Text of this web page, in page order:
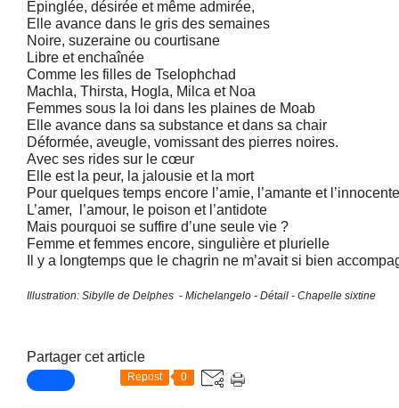
Epinglée, désirée et même admirée,
Elle avance dans le gris des semaines
Noire, suzeraine ou courtisane
Libre et enchaînée
Comme les filles de Tselophchad
Machla, Thirsta, Hogla, Milca et Noa
Femmes sous la loi dans les plaines de Moab
Elle avance dans sa substance et dans sa chair
Déformée, aveugle, vomissant des pierres noires.
Avec ses rides sur le cœur
Elle est la peur, la jalousie et la mort
Pour quelques temps encore l’amie, l’amante et l’innocente
L’amer, l’amour, le poison et l’antidote
Mais pourquoi se suffire d’une seule vie ?
Femme et femmes encore, singulière et plurielle
Il y a longtemps que le chagrin ne m’avait si bien
Illustration: Sibylle de Delphes - Michelangelo - Détail - Chapelle sixtine
Partager cet article
Repost 0